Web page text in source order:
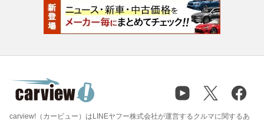
carview!（カービュー）はLINEヤフー株式会社が運営するクルマに関するあ